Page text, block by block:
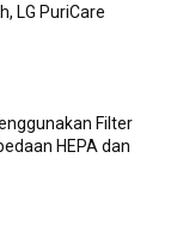
LG PuriCare
Filter
HEPA dan